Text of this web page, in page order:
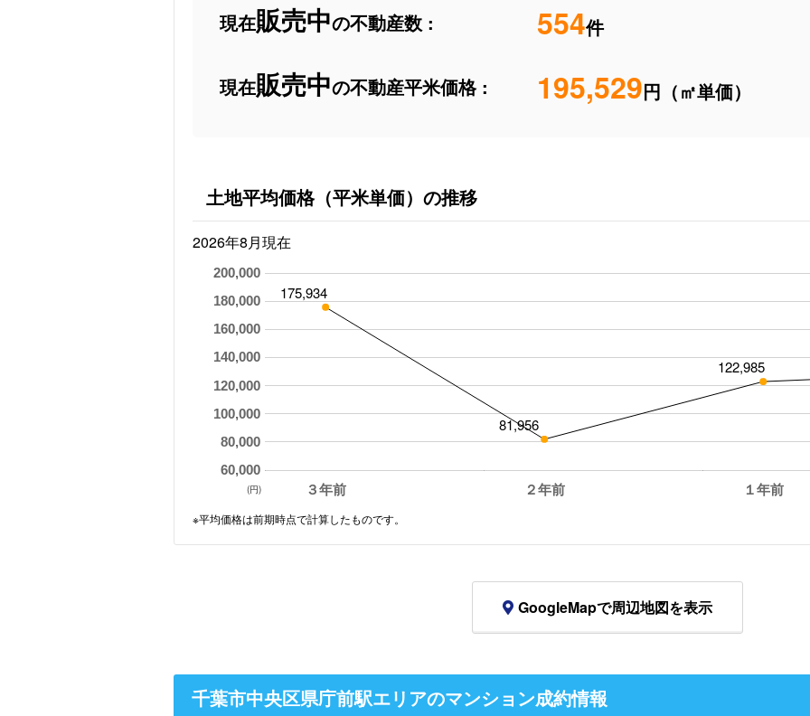
現在販売中の不動産数 : 554件
現在販売中の不動産平米価格 : 195,529円（㎡単価）
土地平均価格（平米単価）の推移
2026年8月現在
３年前 ２年前 １年前
60,000
80,000
100,000
120,000
140,000
160,000
180,000
200,000
175,934
81,956
122,985
(円)
※平均価格は前期時点で計算したものです。
GoogleMapで周辺地図を表示
千葉市中央区県庁前駅エリアのマンション成約情報